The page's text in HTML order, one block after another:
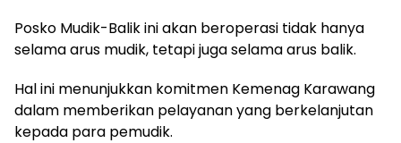
Posko Mudik-Balik ini akan beroperasi tidak hanya
selama arus mudik, tetapi juga selama arus balik.
Hal ini menunjukkan komitmen Kemenag Karawang
dalam memberikan pelayanan yang berkelanjutan
kepada para pemudik.